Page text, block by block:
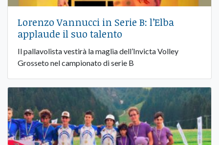
Lorenzo Vannucci in Serie B: l’Elba
applaude il suo talento
Il pallavolista vestirà la maglia dell’Invicta Volley
Grosseto nel campionato di serie B